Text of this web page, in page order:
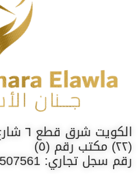
(٢٢) مكتب رقم (٥)
رقم سجل تجاري: 507561